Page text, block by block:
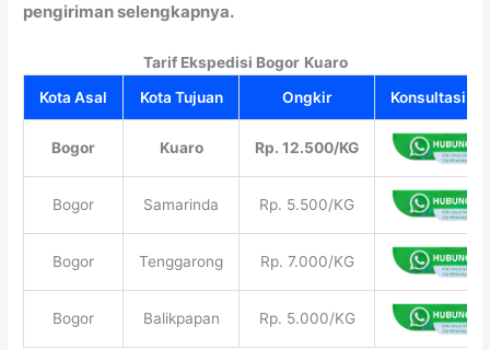
pengiriman selengkapnya.
Tarif Ekspedisi Bogor Kuaro
Kota Asal
Kota Tujuan Ongkir Konsultasi
Bogor Kuaro Rp. 12.500/KG
Bogor Samarinda Rp. 5.500/KG
Bogor Tenggarong Rp. 7.000/KG
Bogor Balikpapan Rp. 5.000/KG